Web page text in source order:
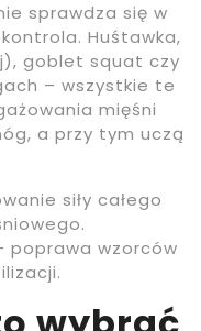
sprawdza się w
Huśtawka,
goblet squat czy
– wszystkie te
mięśni
a przy tym uczą
siły całego
poprawa wzorców